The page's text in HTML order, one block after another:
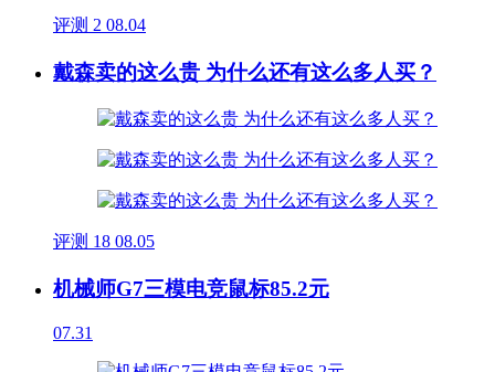
评测 2 08.04
戴森卖的这么贵 为什么还有这么多人买？
评测 18 08.05
机械师G7三模电竞鼠标85.2元
07.31